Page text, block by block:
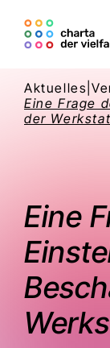
Aktuelles |
Eine Frage
der
Eine